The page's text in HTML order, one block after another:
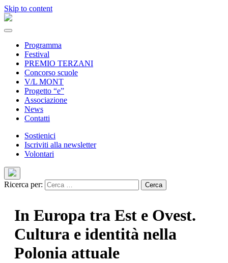
Skip to content
Programma
Festival
PREMIO TERZANI
Concorso scuole
V/L MONT
Progetto “e”
Associazione
News
Contatti
Sostienici
Iscriviti alla newsletter
Volontari
Ricerca per:
In Europa tra Est e Ovest.
Cultura e identità nella
Polonia attuale